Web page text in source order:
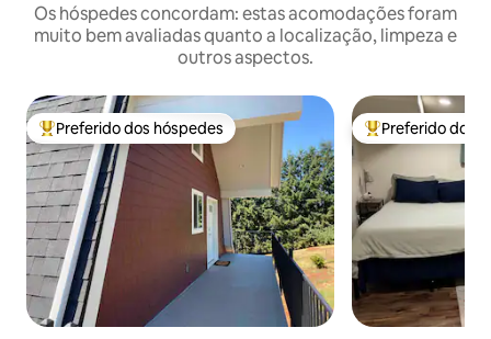
Os hóspedes concordam: estas acomodações foram
muito bem avaliadas quanto a localização, limpeza e
outros aspectos.
Entre os melhores preferidos dos hóspedes
Preferido dos hóspedes Entre os
Preferido dos